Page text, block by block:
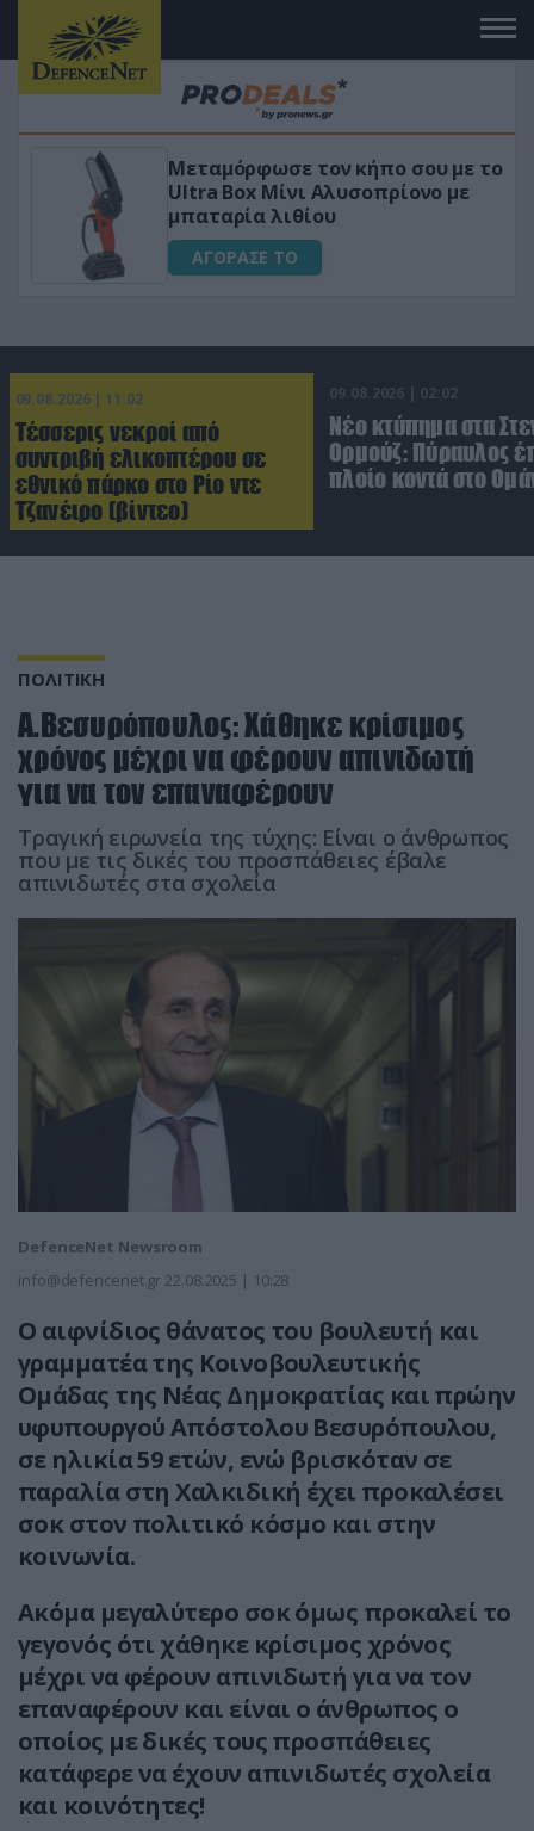
τον κήπο σου με το
Box Μίνι Αλυσοπρίονο με
λιθίου
ΑΓΟΡΑΣΕ ΤΟ
για
09.08.2026 | 11:02
Τέσσερις νεκροί από
συντριβή ελικοπτέρου σε
εθνικό πάρκο στο Ρίο ντε
Τζανέιρο (βίντεο)
09.08.2026 | 02:02
Νέο κτύπημα στα
Ορμούζ: Πύραυλος
πλοίο κοντά στο
ΠΟΛΙΤΙΚΗ
Α.Βεσυρόπουλος: Χάθηκε κρίσιμος
χρόνος μέχρι να φέρουν απινιδωτή
για να τον επαναφέρουν
Τραγική ειρωνεία της τύχης: Είναι ο άνθρωπος
που με τις δικές του προσπάθειες έβαλε
απινιδωτές στα σχολεία
DefenceNet Newsroom
info@defencenet.gr 22.08.2025 | 10:28
Ο αιφνίδιος θάνατος του βουλευτή και
γραμματέα της Κοινοβουλευτικής
Ομάδας της Νέας Δημοκρατίας και πρώην
υφυπουργού Απόστολου Βεσυρόπουλου,
σε ηλικία 59 ετών, ενώ βρισκόταν σε
παραλία στη Χαλκιδική έχει προκαλέσει
σοκ στον πολιτικό κόσμο και στην
κοινωνία.
Ακόμα μεγαλύτερο σοκ όμως προκαλεί το
γεγονός ότι χάθηκε κρίσιμος χρόνος
μέχρι να φέρουν απινιδωτή για να τον
επαναφέρουν και είναι ο άνθρωπος ο
οποίος με δικές τους προσπάθειες
κατάφερε να έχουν απινιδωτές σχολεία
και κοινότητες!